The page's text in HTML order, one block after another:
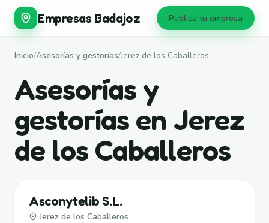
Empresas Badajoz Publica tu empresa
Inicio/Asesorías y gestorías/Jerez de los Caballeros
Asesorías y
gestorías en Jerez
de los Caballeros
Asconytelib S.L.
Jerez de los Caballeros